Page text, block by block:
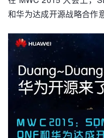
和华为达成开源战略合作